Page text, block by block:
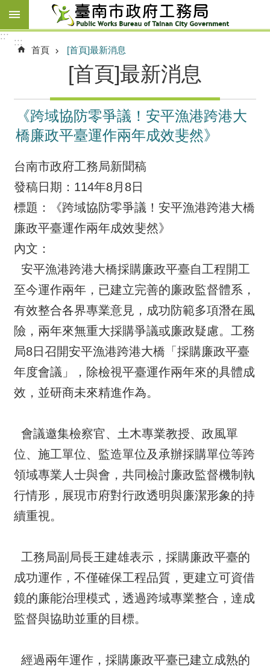
跳到主要內容區塊
:::
:::
首頁 [首頁]最新消息
[首頁]最新消息
《跨域協防零爭議！安平漁港跨港大
橋廉政平臺運作兩年成效斐然》
台南市政府工務局新聞稿
發稿日期：114年8月8日
標題：《跨域協防零爭議！安平漁港跨港大橋
廉政平臺運作兩年成效斐然》
內文：
安平漁港跨港大橋採購廉政平臺自工程開工
至今運作兩年，已建立完善的廉政監督體系，
有效整合各界專業意見，成功防範多項潛在風
險，兩年來無重大採購爭議或廉政疑慮。工務
局8日召開安平漁港跨港大橋「採購廉政平臺
年度會議」，除檢視平臺運作兩年來的具體成
效，並研商未來精進作為。
會議邀集檢察官、土木專業教授、政風單
位、施工單位、監造單位及承辦採購單位等跨
領域專業人士與會，共同檢討廉政監督機制執
行情形，展現市府對行政透明與廉潔形象的持
續重視。
工務局副局長王建雄表示，採購廉政平臺的
成功運作，不僅確保工程品質，更建立可資借
鏡的廉能治理模式，透過跨域專業整合，達成
監督與協助並重的目標。
經過兩年運作，採購廉政平臺已建立成熟的